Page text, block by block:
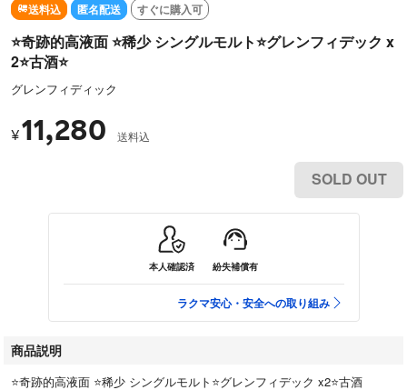
送料込 匿名配送 すぐに購入可
⭐️奇跡的高液面 ⭐️稀少 シングルモルト⭐️グレンフィデック x
2⭐️古酒⭐️
グレンフィディック
¥11,280 送料込
SOLD OUT
本人確認済 紛失補償有
ラクマ安心・安全への取り組み
商品説明
⭐️奇跡的高液面 ⭐️稀少 シングルモルト⭐️グレンフィデック x2⭐️古酒